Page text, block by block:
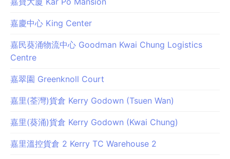
嘉慶中心 King Center
嘉民葵涌物流中心 Goodman Kwai Chung Logistics
Centre
嘉翠園 Greenknoll Court
嘉里(荃灣)貨倉 Kerry Godown (Tsuen Wan)
嘉里(葵涌)貨倉 Kerry Godown (Kwai Chung)
嘉里溫控貨倉 2 Kerry TC Warehouse 2